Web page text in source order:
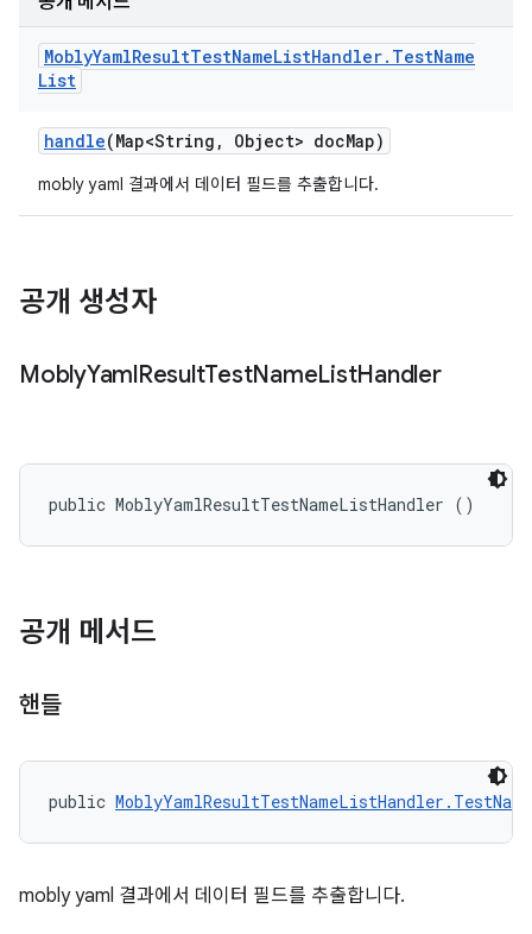
MoblyYamlResultTestNameListHandler. TestName
List
handle(Map<String , Object> docMap)
mobly yaml 결과에서 데이터 필드를 추출합니다.
공개 생성자
MoblyYamlResultTestNameListHandler
public MoblyYamlResultTestNameListHandler ()
공개 메서드
핸들
public
mobly yaml 결과에서 데이터 필드를 추출합니다.